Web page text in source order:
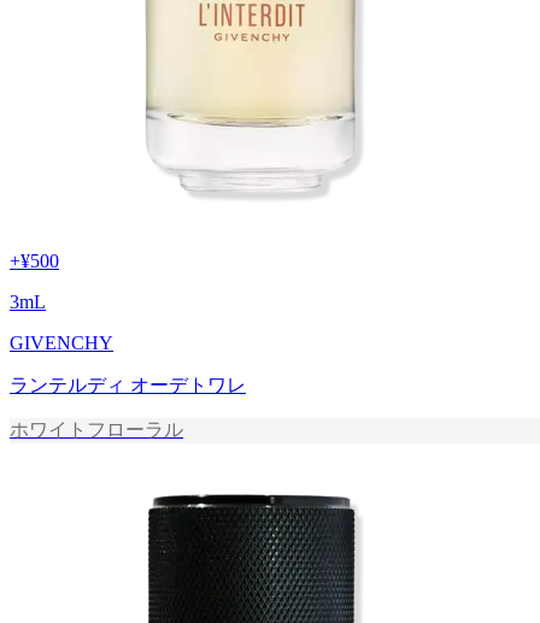
+¥500
3mL
GIVENCHY
ランテルディ オーデトワレ
ホワイトフローラル